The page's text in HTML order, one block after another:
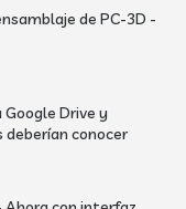
de PC-3D -
Drive y
deberían conocer